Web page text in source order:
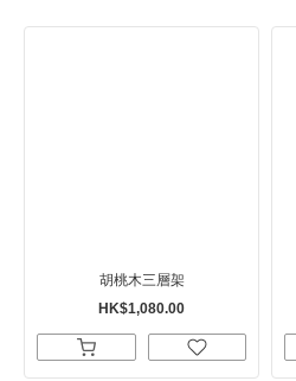
胡桃木三層架
HK$1,080.00